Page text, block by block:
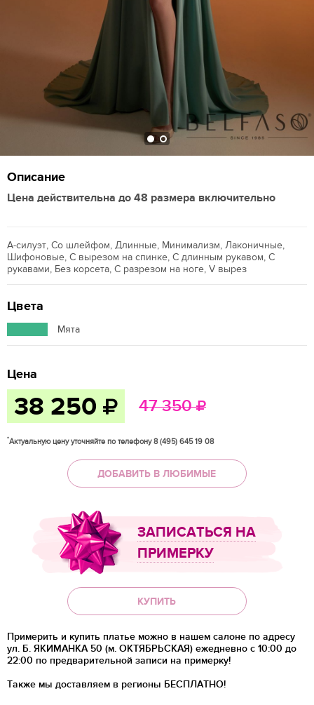
Описание
Цена действительна до 48 размера включительно
А-силуэт, Со шлейфом, Длинные, Минимализм, Лаконичные,
Шифоновые, С вырезом на спинке, С длинным рукавом, С
рукавами, Без корсета, С разрезом на ноге, V вырез
Цвета
Мята
Цена
38 250 47 350
*Актуальную цену уточняйте по телефону 8 (495) 645 19 08
ДОБАВИТЬ В ЛЮБИМЫЕ
ЗАПИСАТЬСЯ НА
ПРИМЕРКУ
КУПИТЬ
Примерить и купить платье можно в нашем салоне по адресу
ул. Б. ЯКИМАНКА 50 (м. ОКТЯБРЬСКАЯ) ежедневно с 10:00 до
22:00 по предварительной записи на примерку!
Также мы доставляем в регионы БЕСПЛАТНО!